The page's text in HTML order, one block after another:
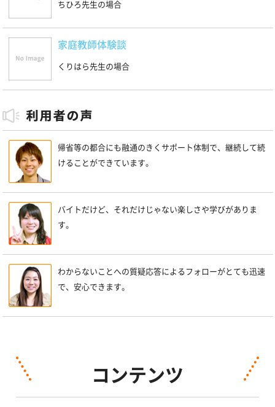
ちひろ先生の場合
家庭教師体験談
くりはら先生の場合
帰省等の都合にも融通のきくサポート体制で、継続して続
けることができています。
バイトだけど、それだけじゃない楽しさや学びがありま
す。
わからないことへの質疑応答によるフォローがとても迅速
で、安心できます。
コンテンツ